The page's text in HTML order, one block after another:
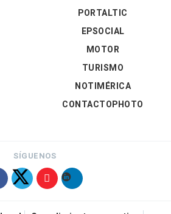
PORTALTIC
EPSOCIAL
MOTOR
TURISMO
NOTIMÉRICA
CONTACTOPHOTO
SÍGUENOS